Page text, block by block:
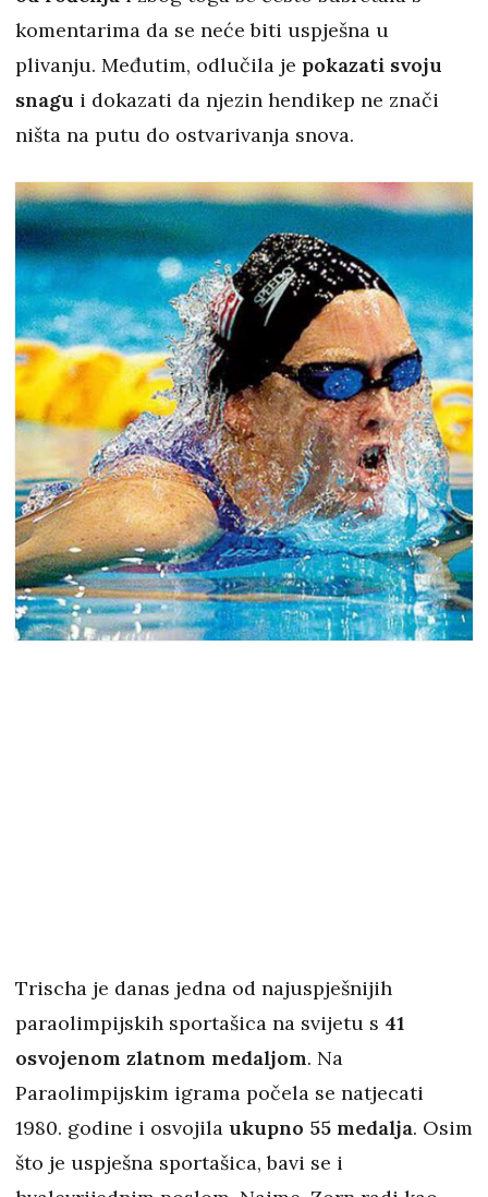
komentarima da se neće biti uspješna u
plivanju. Međutim, odlučila je pokazati svoju
snagu i dokazati da njezin hendikep ne znači
ništa na putu do ostvarivanja snova.
Trischa je danas jedna od najuspješnijih
paraolimpijskih sportašica na svijetu s 41
osvojenom zlatnom medaljom. Na
Paraolimpijskim igrama počela se natjecati
1980. godine i osvojila ukupno 55 medalja. Osim
što je uspješna sportašica, bavi se i